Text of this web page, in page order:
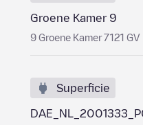
Groene Kamer 9
9 Groene Kamer 7121 GV
Superficie